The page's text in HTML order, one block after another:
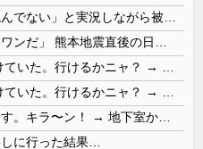
に行った結果…